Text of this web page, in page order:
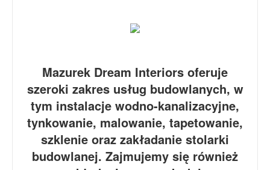
Mazurek Dream Interiors oferuje
szeroki zakres usług budowlanych, w
tym instalacje wodno-kanalizacyjne,
tynkowanie, malowanie, tapetowanie,
szklenie oraz zakładanie stolarki
budowlanej. Zajmujemy się również